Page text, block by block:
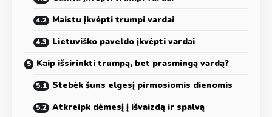
Maistu įkvėpti trumpi vardai
Lietuviško paveldo įkvėpti vardai
Kaip išsirinkti trumpą, bet prasmingą vardą?
Stebėk šuns elgesį pirmosiomis dienomis
Atkreipk dėmesį į išvaizdą ir spalvą